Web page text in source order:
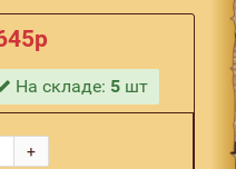
На складе: 5 шт
+